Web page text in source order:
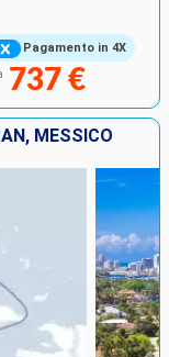
Pagamento in 4X
737 €
MESSICO